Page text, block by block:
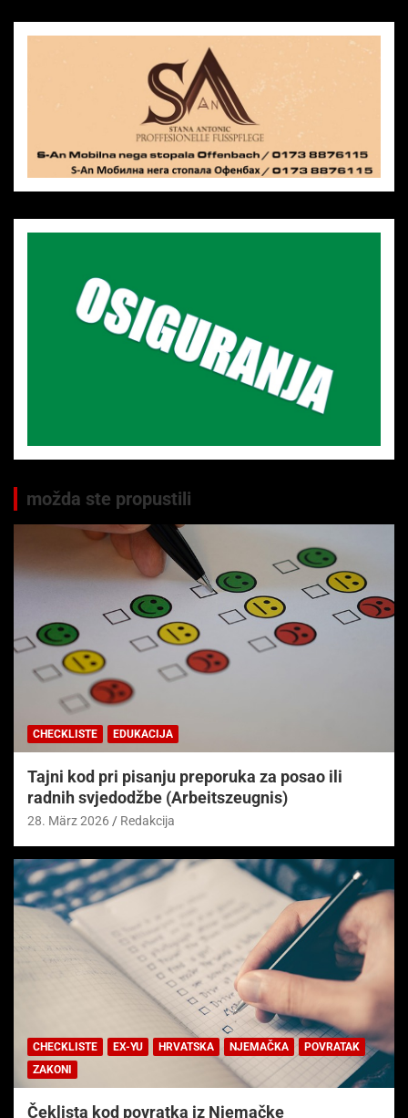
možda ste propustili
CHECKLISTE EDUKACIJA
Tajni kod pri pisanju preporuka za posao ili
radnih svjedodžbe (Arbeitszeugnis)
28. März 2026 Redakcija
CHECKLISTE EX-YU HRVATSKA NJEMAČKA
POVRATAK
ZAKONI
Čeklista kod povratka iz Njemačke